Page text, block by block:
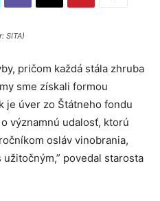
SITA)
pričom každá stála zhruba
sme získali formou
je úver zo Štátneho fondu
významnú udalosť, ktorú
osláv vinobrania,
povedal starosta